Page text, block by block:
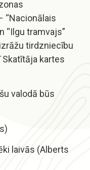
“Nacionālais
“Ilgu tramvajs”
tirdzniecību
kartes
valodā būs
laivās (Alberts